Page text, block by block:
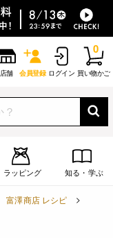
店舗 会員登録 ログイン 買い物かご
0
ラッピング 知る・学ぶ
富澤商店 レシピ